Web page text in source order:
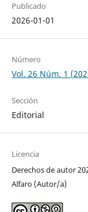
Publicado
2026-01-01
Número
Vol. 26 Núm. 1
Sección
Editorial
Licencia
Derechos de autor
Alfaro (Autor/a)